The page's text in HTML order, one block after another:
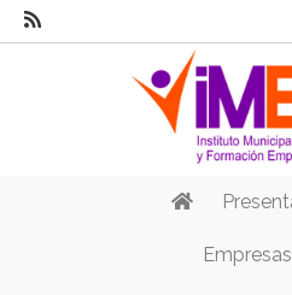
Empresas